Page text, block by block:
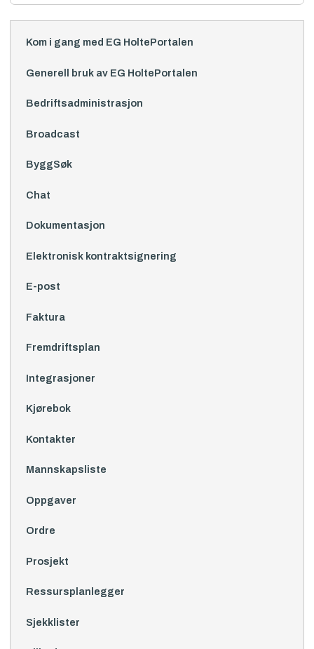
Kom i gang med EG HoltePortalen
Generell bruk av EG HoltePortalen
Bedriftsadministrasjon
Broadcast
ByggSøk
Chat
Dokumentasjon
Elektronisk kontraktsignering
E-post
Faktura
Fremdriftsplan
Integrasjoner
Kjørebok
Kontakter
Mannskapsliste
Oppgaver
Ordre
Prosjekt
Ressursplanlegger
Sjekklister